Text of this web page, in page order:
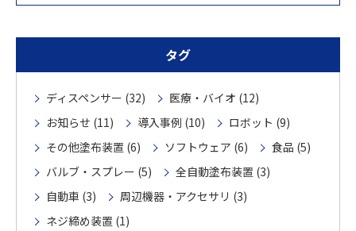
タグ
ディスペンサー (32)
医療・バイオ (12)
お知らせ (11)
導入事例 (10)
ロボット (9)
その他塗布装置 (6)
ソフトウェア (6)
食品 (5)
バルブ・スプレー (5)
全自動塗布装置 (3)
自動車 (3)
周辺機器・アクセサリ (3)
ネジ締め装置 (1)